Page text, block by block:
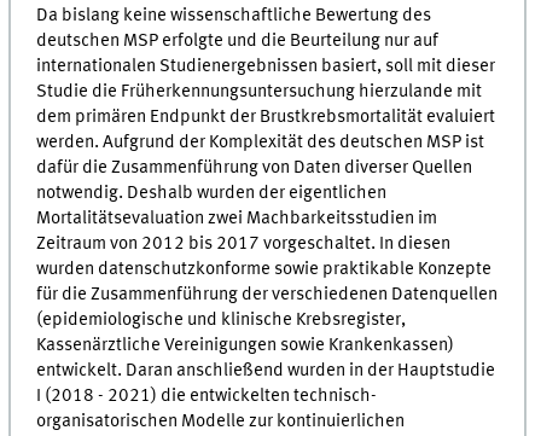
Da bislang keine wissenschaftliche Bewertung des
deutschen MSP erfolgte und die Beurteilung nur auf
internationalen Studienergebnissen basiert, soll mit dieser
Studie die Früherkennungsuntersuchung hierzulande mit
dem primären Endpunkt der Brustkrebsmortalität evaluiert
werden. Aufgrund der Komplexität des deutschen MSP ist
dafür die Zusammenführung von Daten diverser Quellen
notwendig. Deshalb wurden der eigentlichen
Mortalitätsevaluation zwei Machbarkeitsstudien im
Zeitraum von 2012 bis 2017 vorgeschaltet. In diesen
wurden datenschutzkonforme sowie praktikable Konzepte
für die Zusammenführung der verschiedenen Datenquellen
(epidemiologische und klinische Krebsregister,
Kassenärztliche Vereinigungen sowie Krankenkassen)
entwickelt. Daran anschließend wurden in der Hauptstudie
I (2018 - 2021) die entwickelten technisch-
organisatorischen Modelle zur kontinuierlichen